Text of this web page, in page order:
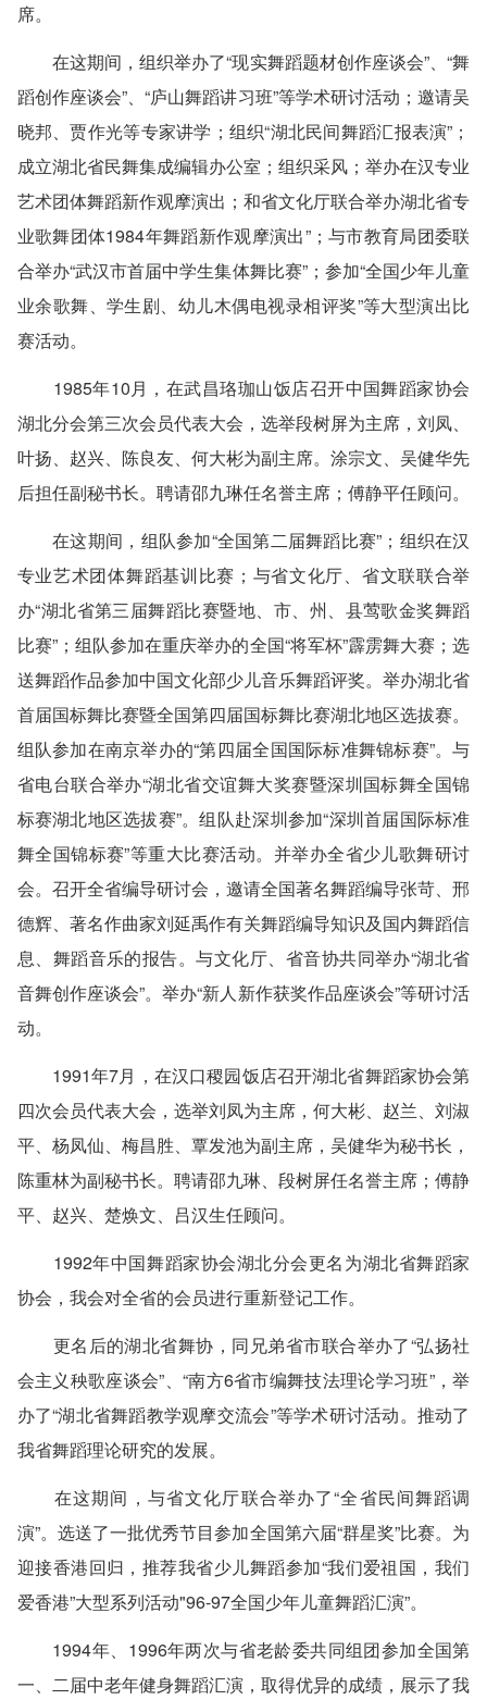
席。
在这期间，组织举办了“现实舞蹈题材创作座谈会”、“舞
蹈创作座谈会”、“庐山舞蹈讲习班”等学术研讨活动；邀请吴
晓邦、贾作光等专家讲学；组织“湖北民间舞蹈汇报表演”；
成立湖北省民舞集成编辑办公室；组织采风；举办在汉专业
艺术团体舞蹈新作观摩演出；和省文化厅联合举办湖北省专
业歌舞团体1984年舞蹈新作观摩演出”；与市教育局团委联
合举办“武汉市首届中学生集体舞比赛”；参加“全国少年儿童
业余歌舞、学生剧、幼儿木偶电视录相评奖”等大型演出比
赛活动。
1985年10月，在武昌珞珈山饭店召开中国舞蹈家协会
湖北分会第三次会员代表大会，选举段树屏为主席，刘凤、
叶扬、赵兴、陈良友、何大彬为副主席。涂宗文、吴健华先
后担任副秘书长。聘请邵九琳任名誉主席；傅静平任顾问。
在这期间，组队参加“全国第二届舞蹈比赛”；组织在汉
专业艺术团体舞蹈基训比赛；与省文化厅、省文联联合举
办“湖北省第三届舞蹈比赛暨地、市、州、县莺歌金奖舞蹈
比赛”；组队参加在重庆举办的全国“将军杯”霹雳舞大赛；选
送舞蹈作品参加中国文化部少儿音乐舞蹈评奖。举办湖北省
首届国标舞比赛暨全国第四届国标舞比赛湖北地区选拔赛。
组队参加在南京举办的“第四届全国国际标准舞锦标赛”。与
省电台联合举办“湖北省交谊舞大奖赛暨深圳国标舞全国锦
标赛湖北地区选拔赛”。组队赴深圳参加“深圳首届国际标准
舞全国锦标赛”等重大比赛活动。并举办全省少儿歌舞研讨
会。召开全省编导研讨会，邀请全国著名舞蹈编导张苛、邢
德辉、著名作曲家刘延禹作有关舞蹈编导知识及国内舞蹈信
息、舞蹈音乐的报告。与文化厅、省音协共同举办“湖北省
音舞创作座谈会”。举办“新人新作获奖作品座谈会”等研讨活
动。
1991年7月，在汉口稷园饭店召开湖北省舞蹈家协会第
四次会员代表大会，选举刘凤为主席，何大彬、赵兰、刘淑
平、杨凤仙、梅昌胜、覃发池为副主席，吴健华为秘书长，
陈重林为副秘书长。聘请邵九琳、段树屏任名誉主席；傅静
平、赵兴、楚焕文、吕汉生任顾问。
1992年中国舞蹈家协会湖北分会更名为湖北省舞蹈家
协会，我会对全省的会员进行重新登记工作。
更名后的湖北省舞协，同兄弟省市联合举办了“弘扬社
会主义秧歌座谈会”、“南方6省市编舞技法理论学习班”，举
办了“湖北省舞蹈教学观摩交流会”等学术研讨活动。推动了
我省舞蹈理论研究的发展。
在这期间，与省文化厅联合举办了“全省民间舞蹈调
演”。选送了一批优秀节目参加全国第六届“群星奖”比赛。为
迎接香港回归，推荐我省少儿舞蹈参加“我们爱祖国，我们
爱香港”大型系列活动"96-97全国少年儿童舞蹈汇演”。
1994年、1996年两次与省老龄委共同组团参加全国第
一、二届中老年健身舞蹈汇演，取得优异的成绩，展示了我